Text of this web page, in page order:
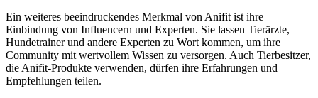
Ein weiteres beeindruckendes Merkmal von Anifit ist ihre
Einbindung von Influencern und Experten. Sie lassen Tierärzte,
Hundetrainer und andere Experten zu Wort kommen, um ihre
Community mit wertvollem Wissen zu versorgen. Auch Tierbesitzer,
die Anifit-Produkte verwenden, dürfen ihre Erfahrungen und
Empfehlungen teilen.